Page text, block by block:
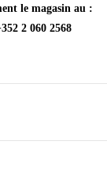
le magasin au :
2 060 2568